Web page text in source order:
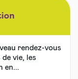
rendez-vous
vie, les
en...